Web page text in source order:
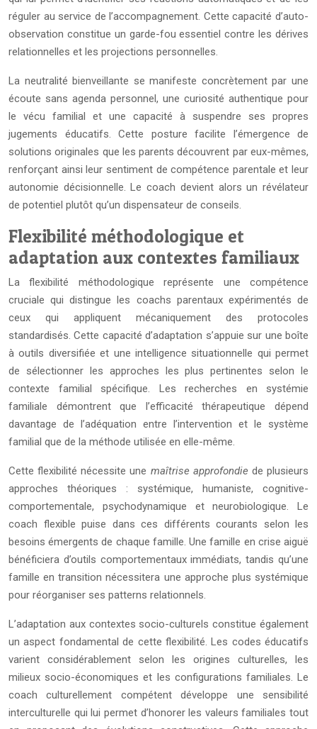
réguler au service de l’accompagnement. Cette capacité d’auto-
observation constitue un garde-fou essentiel contre les dérives
relationnelles et les projections personnelles.
La neutralité bienveillante se manifeste concrètement par une
écoute sans agenda personnel, une curiosité authentique pour
le vécu familial et une capacité à suspendre ses propres
jugements éducatifs. Cette posture facilite l’émergence de
solutions originales que les parents découvrent par eux-mêmes,
renforçant ainsi leur sentiment de compétence parentale et leur
autonomie décisionnelle. Le coach devient alors un révélateur
de potentiel plutôt qu’un dispensateur de conseils.
Flexibilité méthodologique et
adaptation aux contextes familiaux
La flexibilité méthodologique représente une compétence
cruciale qui distingue les coachs parentaux expérimentés de
ceux qui appliquent mécaniquement des protocoles
standardisés. Cette capacité d’adaptation s’appuie sur une boîte
à outils diversifiée et une intelligence situationnelle qui permet
de sélectionner les approches les plus pertinentes selon le
contexte familial spécifique. Les recherches en systémie
familiale démontrent que l’efficacité thérapeutique dépend
davantage de l’adéquation entre l’intervention et le système
familial que de la méthode utilisée en elle-même.
Cette flexibilité nécessite une maîtrise approfondie de plusieurs
approches théoriques : systémique, humaniste, cognitive-
comportementale, psychodynamique et neurobiologique. Le
coach flexible puise dans ces différents courants selon les
besoins émergents de chaque famille. Une famille en crise aiguë
bénéficiera d’outils comportementaux immédiats, tandis qu’une
famille en transition nécessitera une approche plus systémique
pour réorganiser ses patterns relationnels.
L’adaptation aux contextes socio-culturels constitue également
un aspect fondamental de cette flexibilité. Les codes éducatifs
varient considérablement selon les origines culturelles, les
milieux socio-économiques et les configurations familiales. Le
coach culturellement compétent développe une sensibilité
interculturelle qui lui permet d’honorer les valeurs familiales tout